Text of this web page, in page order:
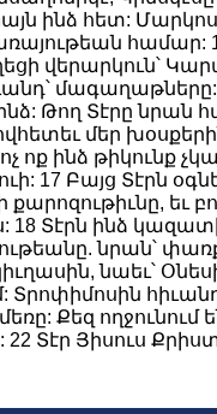
ինձ հետ:
համար:
վերարկուն՝
Թող Տէրը նրան
մեր
ինձ թիկունք
17 Բայց Տէրն
եւ
18 Տէրն ինձ
նրան՝
նաեւ՝
Քեզ ողջունում
22 Տէր Յիսուս